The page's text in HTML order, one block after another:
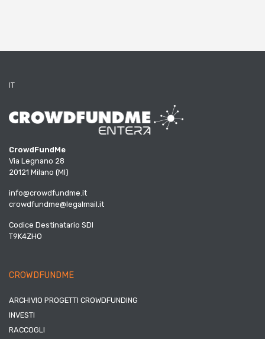
IT
CrowdFundMe
Via Legnano 28
20121 Milano (MI)
info@crowdfundme.it
crowdfundme@legalmail.it
Codice Destinatario SDI
T9K4ZHO
CROWDFUNDME
ARCHIVIO PROGETTI CROWDFUNDING
INVESTI
RACCOGLI